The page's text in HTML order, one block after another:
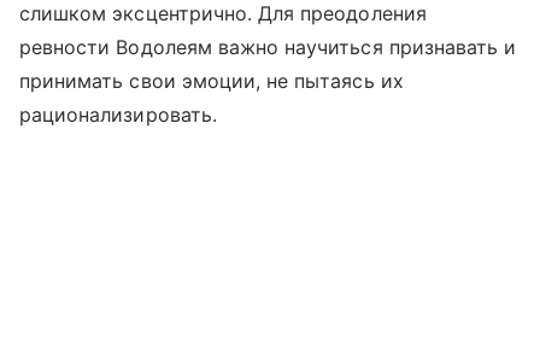
слишком эксцентрично. Для преодоления
ревности Водолеям важно научиться признавать и
принимать свои эмоции, не пытаясь их
рационализировать.